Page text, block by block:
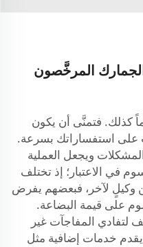
الجمارك المرخَّصون
كذلك. فتمنَّى أن يكون
على استفساراتك بسرعة.
ويجعل العملية
في الاعتبار؛ إذ تختلف
وكيلٍ لآخر، فبعضهم يفرض
على قيمة البضاعة.
لتفادي المفاجآت غير
يقدم خدمات إضافية مثل